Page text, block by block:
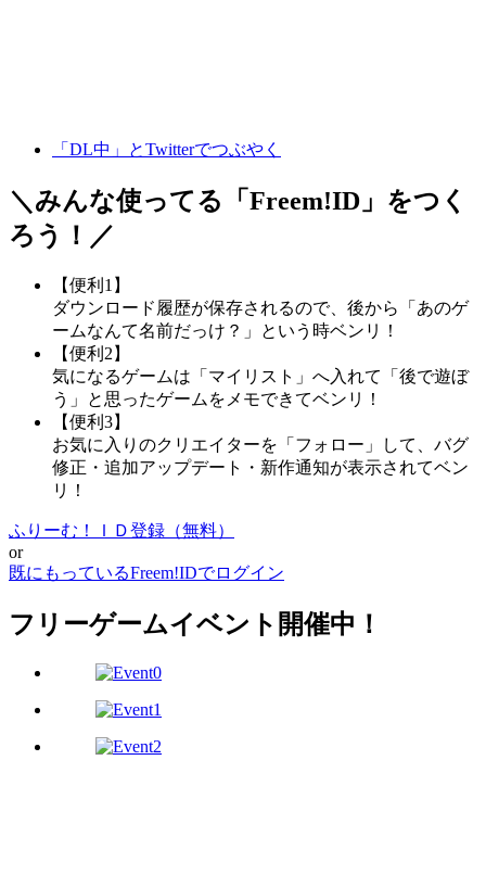
「DL中」とTwitterでつぶやく
＼みんな使ってる「 Freem!ID 」をつく
ろう！／
【便利1】
ダウンロード履歴が保存されるので、後から「あのゲ
ームなんて名前だっけ？」という時ベンリ！
【便利2】
気になるゲームは「マイリスト」へ入れて「後で遊ぼ
う」と思ったゲームをメモできてベンリ！
【便利3】
お気に入りのクリエイターを「フォロー」して、バグ
修正・追加アップデート・新作通知が表示されてベン
リ！
ふりーむ！ＩＤ登録（無料）
or
既にもっているFreem!IDでログイン
フリーゲームイベント開催中！